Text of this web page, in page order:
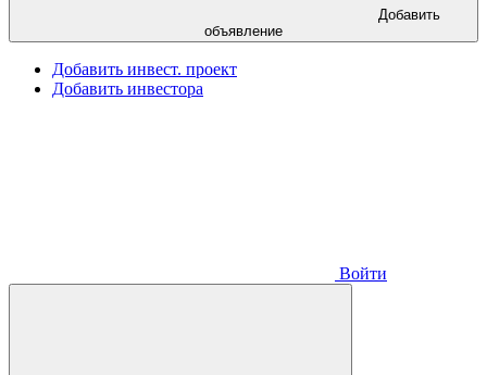
объявление
Добавить инвест. проект
Добавить инвестора
Войти